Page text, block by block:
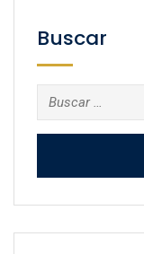
Buscar
Buscar: